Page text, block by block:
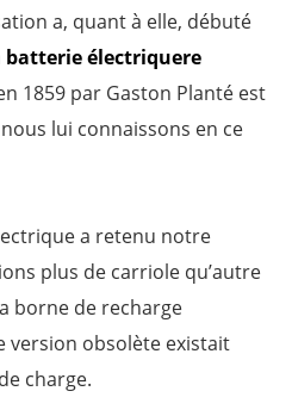
a, quant à elle, débuté
batterie électriquere
1859 par Gaston Planté est
lui connaissons en ce
a retenu notre
plus de carriole qu’autre
borne de recharge
version obsolète existait
charge.